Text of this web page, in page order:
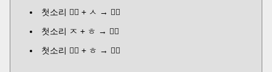
첫소리 ᄼᅠ + ㅅ → ᄽᅠ
첫소리 ㅈ + ㅎ → ᄾᅠ
첫소리 ᄾᅠ + ㅎ → ᄿᅠ